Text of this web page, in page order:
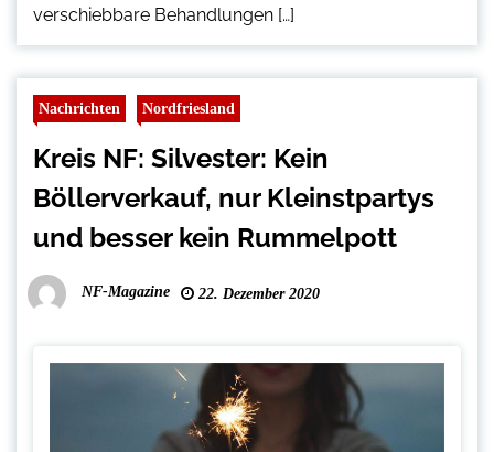
verschiebbare Behandlungen […]
Nachrichten Nordfriesland
Kreis NF: Silvester: Kein
Böllerverkauf, nur Kleinstpartys
und besser kein Rummelpott
NF-Magazine 22. Dezember 2020